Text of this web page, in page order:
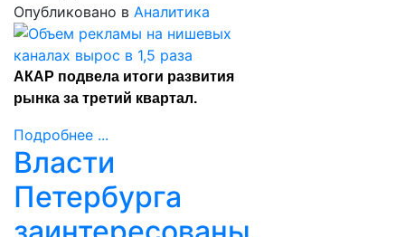
Опубликовано в Аналитика
АКАР подвела итоги развития
рынка за третий квартал.
Подробнее ...
Власти
Петербурга